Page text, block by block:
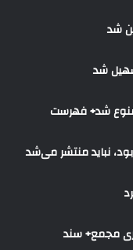
شد
شد
شد+ فهرست
نباید منتشر می‌شد
مجمع+ سند